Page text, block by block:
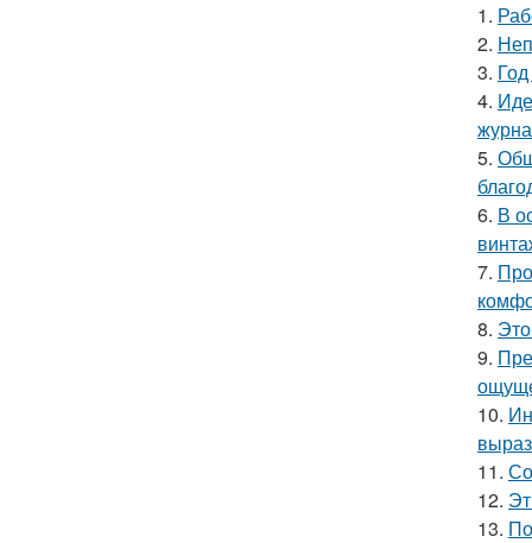
1.
2.
3.
4.
5.
6. В
7.
8.
9.
10.
11.
12.
13.